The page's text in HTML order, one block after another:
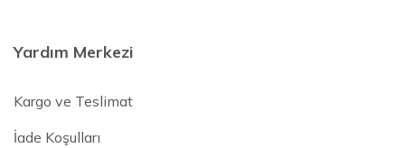
Yardım Merkezi
Kargo ve Teslimat
İade Koşulları